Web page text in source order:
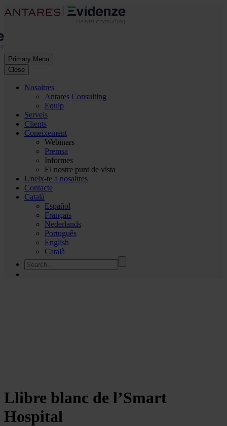
Primary Menu
Close
Nosaltres
Antares Consulting
Equip
Serveis
Clients
Coneixement
Webinars
Premsa
Informes
El nostre punt de vista
Uneix-te a nosaltres
Contacte
Català
Español
Français
Nederlands
Português
English
Català
Llibre blanc de l’Smart
Hospital